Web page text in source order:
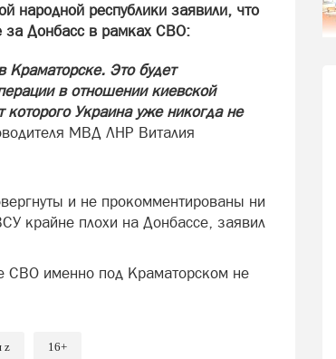
народной республики заявили, что
за Донбасс в рамках СВО:
Краматорске. Это будет
в отношении киевской
Украина уже никогда не
МВД ЛНР Виталия
и не прокомментированы ни
крайне плохи на Донбассе, заявил
СВО именно под Краматорском не
z 16+